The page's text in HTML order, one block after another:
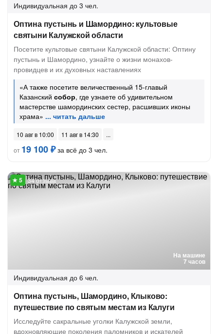
Индивидуальная до 3 чел.
Оптина пустынь и Шамордино: культовые
святыни Калужской области
Посетите культовые святыни Калужской области: Оптину
пустынь и Шамордино, узнайте о жизни монахов-
провидцев и их духовных наставлениях
«А также посетите величественный 15-главый
Казанский собор, где узнаете об удивительном
мастерстве шамординских сестер, расшивших иконы
храма»
10 авг в 10:00
11 авг в 14:30
от 19 100 ₽за всё до 3 чел.
На машине
7 часов
34 отзыва
Индивидуальная до 6 чел.
Оптина пустынь, Шамордино, Клыково:
путешествие по святым местам из Калуги
Исследуйте сакральные уголки Калужской земли,
вдохновляющие поколения паломников и искателей